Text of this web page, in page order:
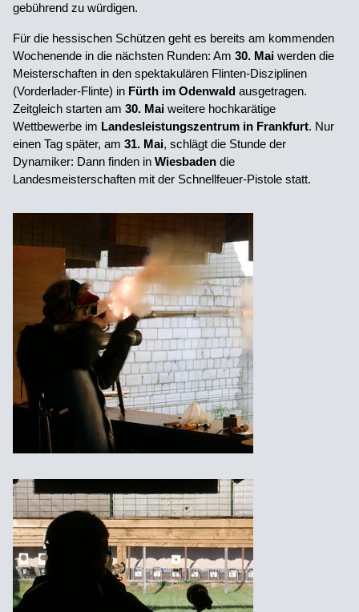
gebührend zu würdigen.
Für die hessischen Schützen geht es bereits am kommenden
Wochenende in die nächsten Runden: Am 30. Mai werden die
Meisterschaften in den spektakulären Flinten-Disziplinen
(Vorderlader-Flinte) in Fürth im Odenwald ausgetragen.
Zeitgleich starten am 30. Mai weitere hochkarätige
Wettbewerbe im Landesleistungszentrum in Frankfurt. Nur
einen Tag später, am 31. Mai, schlägt die Stunde der
Dynamiker: Dann finden in Wiesbaden die
Landesmeisterschaften mit der Schnellfeuer-Pistole statt.